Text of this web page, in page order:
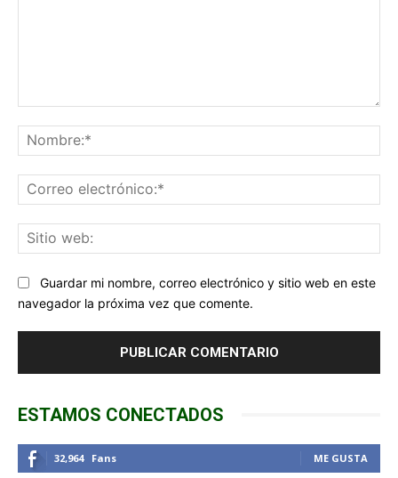
Guardar mi nombre, correo electrónico y sitio web en este
navegador la próxima vez que comente.
ESTAMOS CONECTADOS
32,964 Fans ME GUSTA